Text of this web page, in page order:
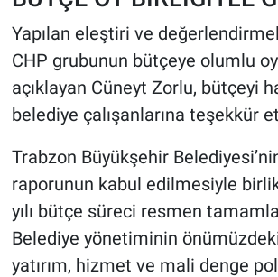
Yapılan eleştiri ve
CHP grubunun bütçeye olumlu
açıklayan Cüneyt Zorlu, bütçeyi
belediye çalışanlarına teşekkür
Trabzon Büyükşehir
raporunun kabul edilmesiyle
yılı bütçe süreci resmen
Belediye yönetiminin
yatırım, hizmet ve mali denge